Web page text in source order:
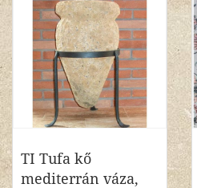
TI Tufa kő
mediterrán váza,